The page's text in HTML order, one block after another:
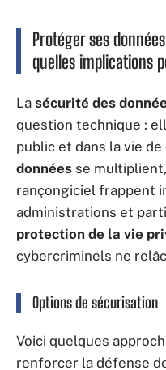
Protéger ses
quelles implications
La sécurité des
question technique :
public et dans la vie de
données se
rançongiciel frappent
administrations et
protection de la vie
cybercriminels ne
Options de sécurisation
Voici quelques
renforcer la défense